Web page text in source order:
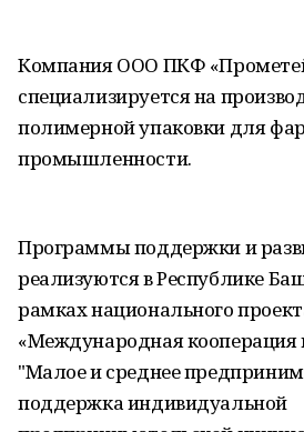
Компания ООО ПКФ
специализируется на
полимерной упаковки для
промышленности.
Программы поддержки и
реализуются в Республике
рамках национального
«Международная кооперация
"Малое и среднее
поддержка индивидуальной